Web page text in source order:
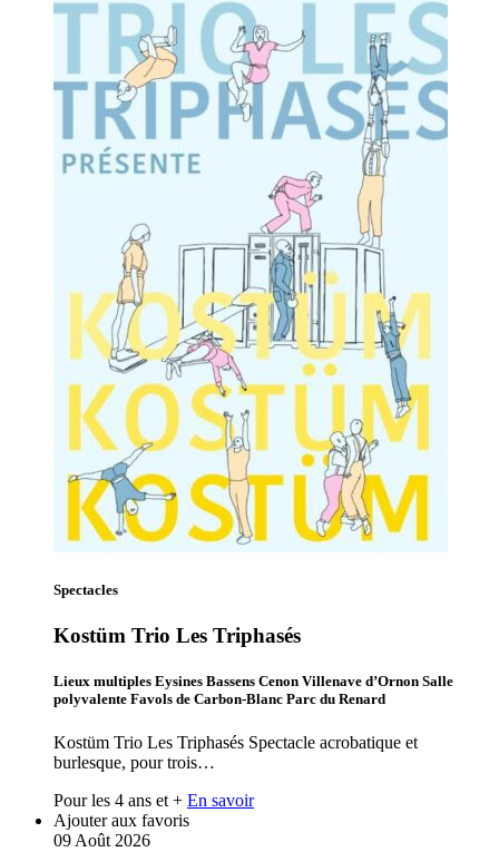
Spectacles
Kostüm Trio Les Triphasés
Lieux multiples Eysines Bassens Cenon Villenave d’Ornon Salle
polyvalente Favols de Carbon-Blanc Parc du Renard
Kostüm Trio Les Triphasés Spectacle acrobatique et
burlesque, pour trois…
Pour les 4 ans et + En savoir
Ajouter aux favoris
09 Août 2026